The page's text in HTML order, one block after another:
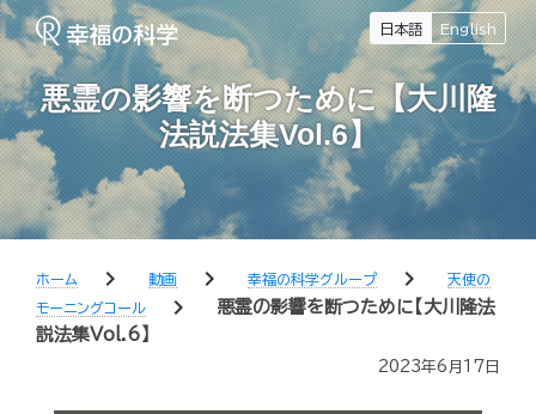
日本語 English
悪霊の影響を断つために【大川隆
法説法集Vol.6】
ホーム chevron_right 動画 chevron_right 幸福の科学グループ chevron_right
天使の
モーニングコール
chevron_right
悪霊の影響を断つために【大川隆法
説法集Vol.6】
2023年6月17日